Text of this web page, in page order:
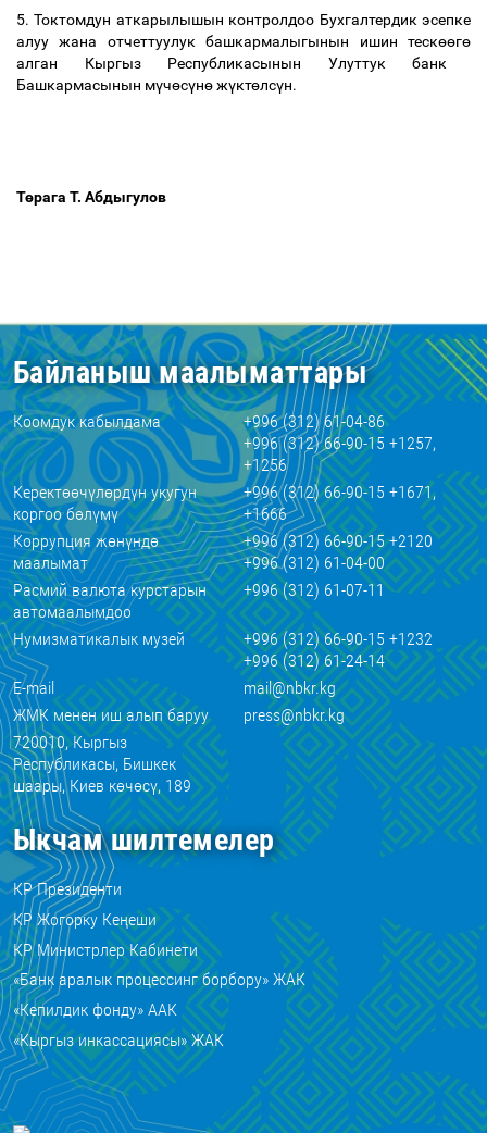
5. Токтомдун аткарылышын контролдоо Бухгалтердик эсепке
алуу жана отчеттуулук башкармалыгынын ишин тескөөгө
алган Кыргыз Республикасынын Улуттук банк
Башкармасынын мүчөсүнөжүктөлсүн.
Төрага Т. Абдыгулов
Байланыш маалыматтары
Коомдук кабылдама
+996 (312) 61-04-86
+996 (312) 66-90-15 +1257,
+1256
Керектөөчүлөрдүн укугун
коргоо бөлүмү
+996 (312) 66-90-15 +1671,
+1666
Коррупция жөнүндө
маалымат
+996 (312) 66-90-15 +2120
+996 (312) 61-04-00
Расмий валюта курстарын
автомаалымдоо
+996 (312) 61-07-11
Нумизматикалык музей
+996 (312) 66-90-15 +1232
+996 (312) 61-24-14
E-mail
mail@nbkr.kg
ЖМК менен иш алып баруу
press@nbkr.kg
720010, Кыргыз
Республикасы, Бишкек
шаары, Киев көчөсү, 189
Ыкчам шилтемелер
КР Президенти
КР Жогорку Кеңеши
КР Министрлер Кабинети
«Банк аралык процессинг борбору» ЖАК
«Кепилдик фонду» ААК
«Кыргыз инкассациясы» ЖАК